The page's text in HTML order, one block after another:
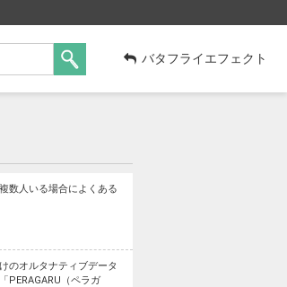
バタフライエフェクト
数人いる場合によくある
のオルタナティブデータ
PERAGARU（ペラガ